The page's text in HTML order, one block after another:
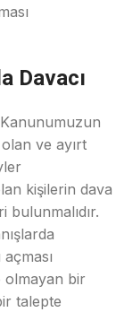
Davacı
ve ayırt
kişilerin dava
olmayan bir
talepte